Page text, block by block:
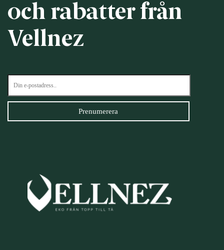
och rabatter från
Vellnez